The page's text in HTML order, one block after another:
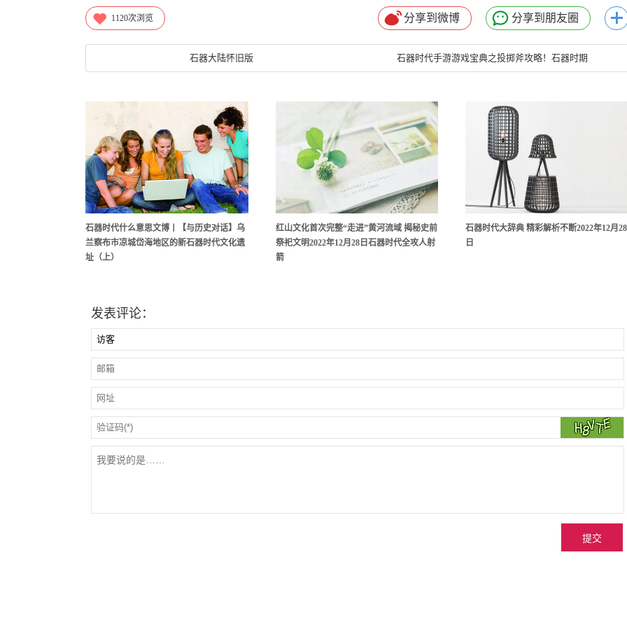
1120次浏览 分享到微博 分享到朋友圈
石器大陆怀旧版 石器时代手游游戏宝典之投掷斧攻略！石器时期
石器时代什么意思文博丨【与历史对话】乌
兰察布市凉城岱海地区的新石器时代文化遗
址（上）
红山文化首次完整“走进”黄河流域 揭秘史前
祭祀文明2022年12月28日石器时代全攻人射
箭
石器时代大辞典 精彩解析不断2022年12月28
日
发表评论：